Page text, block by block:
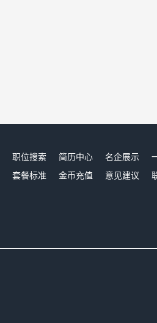
职位搜索 简历中心 名企展示
套餐标准
金币充值 意见建议